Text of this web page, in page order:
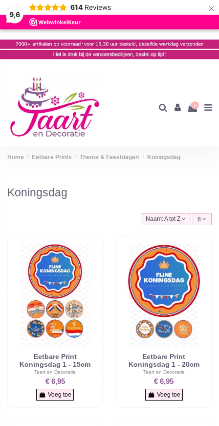
9,6
614 Reviews ×
0
Home Eetbare Prints Thema & Feestdagen Koningsdag
Koningsdag
Naam: A tot Z 8
Eetbare Print
Koningsdag 1 - 15cm
Taart en Decoratie
€ 6,95
Voeg toe
Eetbare Print
Koningsdag 1 - 20cm
Taart en Decoratie
€ 6,95
Voeg toe